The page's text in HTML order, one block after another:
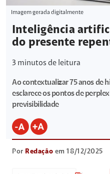
Imagem gerada digitalmente
Inteligência
do presente
3 minutos de leitura
Ao contextualizar 75 anos de
esclarece os pontos de
previsibilidade
Por Redação em 18/12/2025